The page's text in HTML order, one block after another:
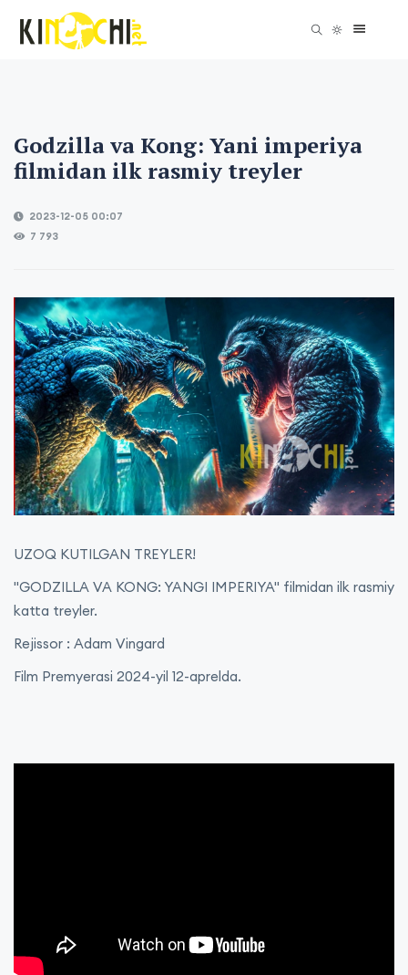
Godzilla va Kong: Yani imperiya
filmidan ilk rasmiy treyler
2023-12-05 00:07
7 793
UZOQ KUTILGAN TREYLER!
"GODZILLA VA KONG: YANGI IMPERIYA" filmidan ilk rasmiy
katta treyler.
Rejissor : Adam Vingard
Film Premyerasi 2024-yil 12-aprelda.